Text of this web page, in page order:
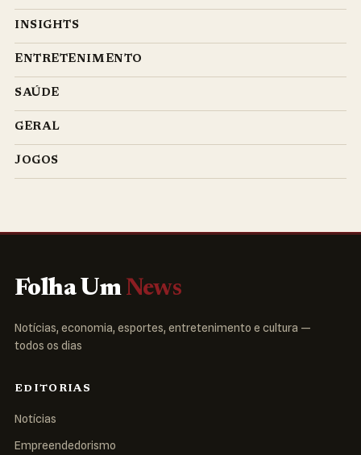
INSIGHTS
ENTRETENIMENTO
SAÚDE
GERAL
JOGOS
Folha Um News
Notícias, economia, esportes, entretenimento e cultura —
todos os dias
EDITORIAS
Notícias
Empreendedorismo